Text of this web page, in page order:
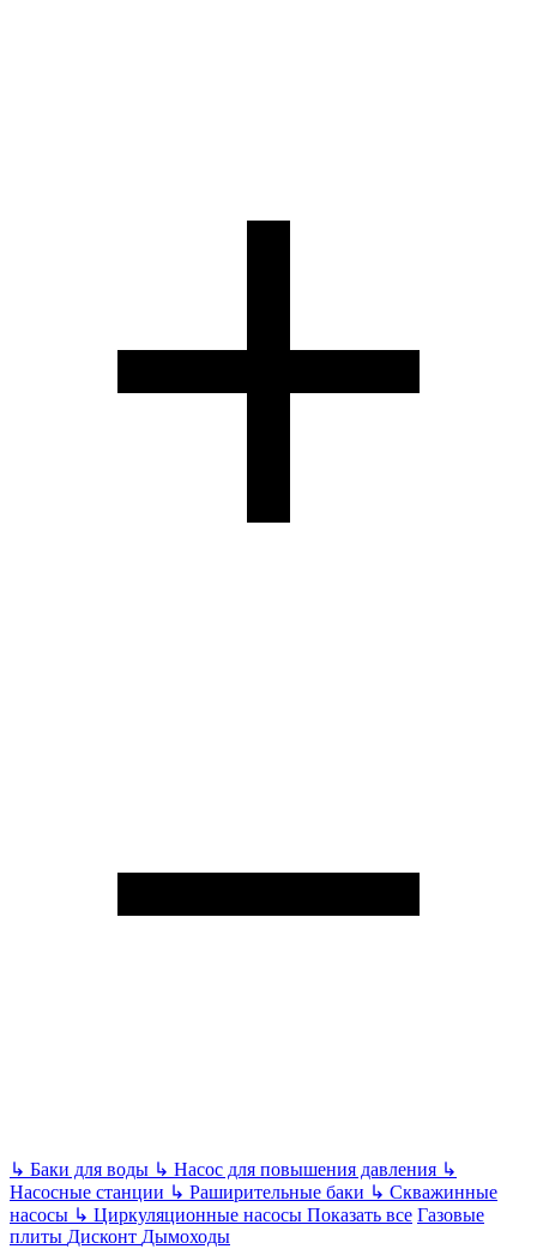
↳ Баки для воды ↳ Насос для повышения давления ↳
Насосные станции ↳ Раширительные баки ↳ Скважинные
насосы ↳ Циркуляционные насосы Показать все Газовые
плиты Дисконт Дымоходы